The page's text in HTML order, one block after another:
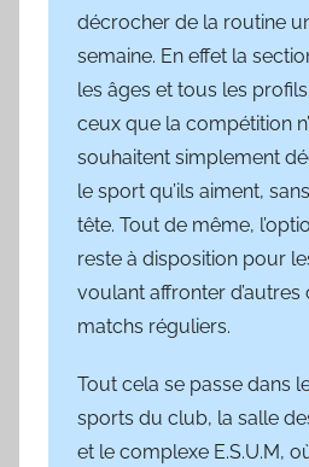
décrocher de la routine
semaine. En effet la
les âges et tous les
ceux que la compétition
souhaitent simplement
le sport qu’ils aiment,
tête. Tout de même,
reste à disposition pour
voulant affronter
matchs réguliers.
Tout cela se passe dans
sports du club, la salle
et le complexe E.S.U.M,